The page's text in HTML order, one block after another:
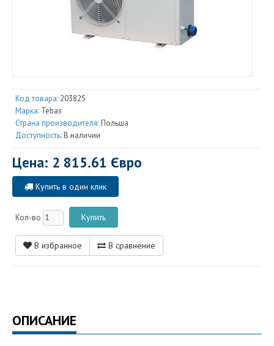
Код товара: 203825
Марка: Tebas
Страна производителя: Польша
Доступность: В наличии
Цена: 2 815.61 Євро
Купить в один клик
Кол-во
В избранное В сравнение
ОПИСАНИЕ